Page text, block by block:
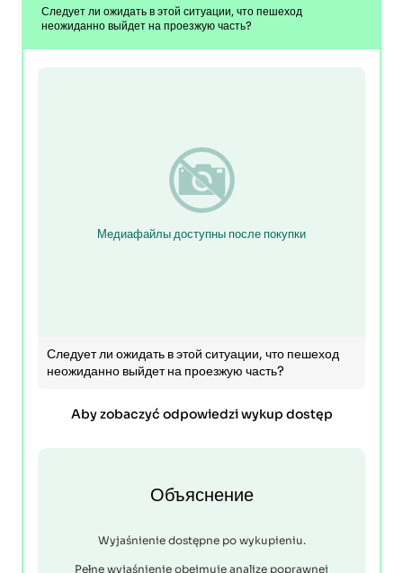
Следует ли ожидать в этой ситуации, что пешеход
неожиданно выйдет на проезжую часть?
Медиафайлы доступны после покупки
Следует ли ожидать в этой ситуации, что пешеход
неожиданно выйдет на проезжую часть?
Aby zobaczyć odpowiedzi wykup dostęp
Объяснение
Wyjaśnienie dostępne po wykupieniu.
Pełne wyjaśnienie obejmuje analizę poprawnej